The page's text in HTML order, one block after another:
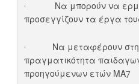
· Να μπορούν να
προσεγγίζουν τα έργα
· Να μεταφέρουν στην
πραγματικότητα
προηγούμενων ετών ΜΑ7